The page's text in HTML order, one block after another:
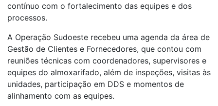
contínuo com o fortalecimento das equipes e dos
processos.
A Operação Sudoeste recebeu uma agenda da área de
Gestão de Clientes e Fornecedores, que contou com
reuniões técnicas com coordenadores, supervisores e
equipes do almoxarifado, além de inspeções, visitas às
unidades, participação em DDS e momentos de
alinhamento com as equipes.